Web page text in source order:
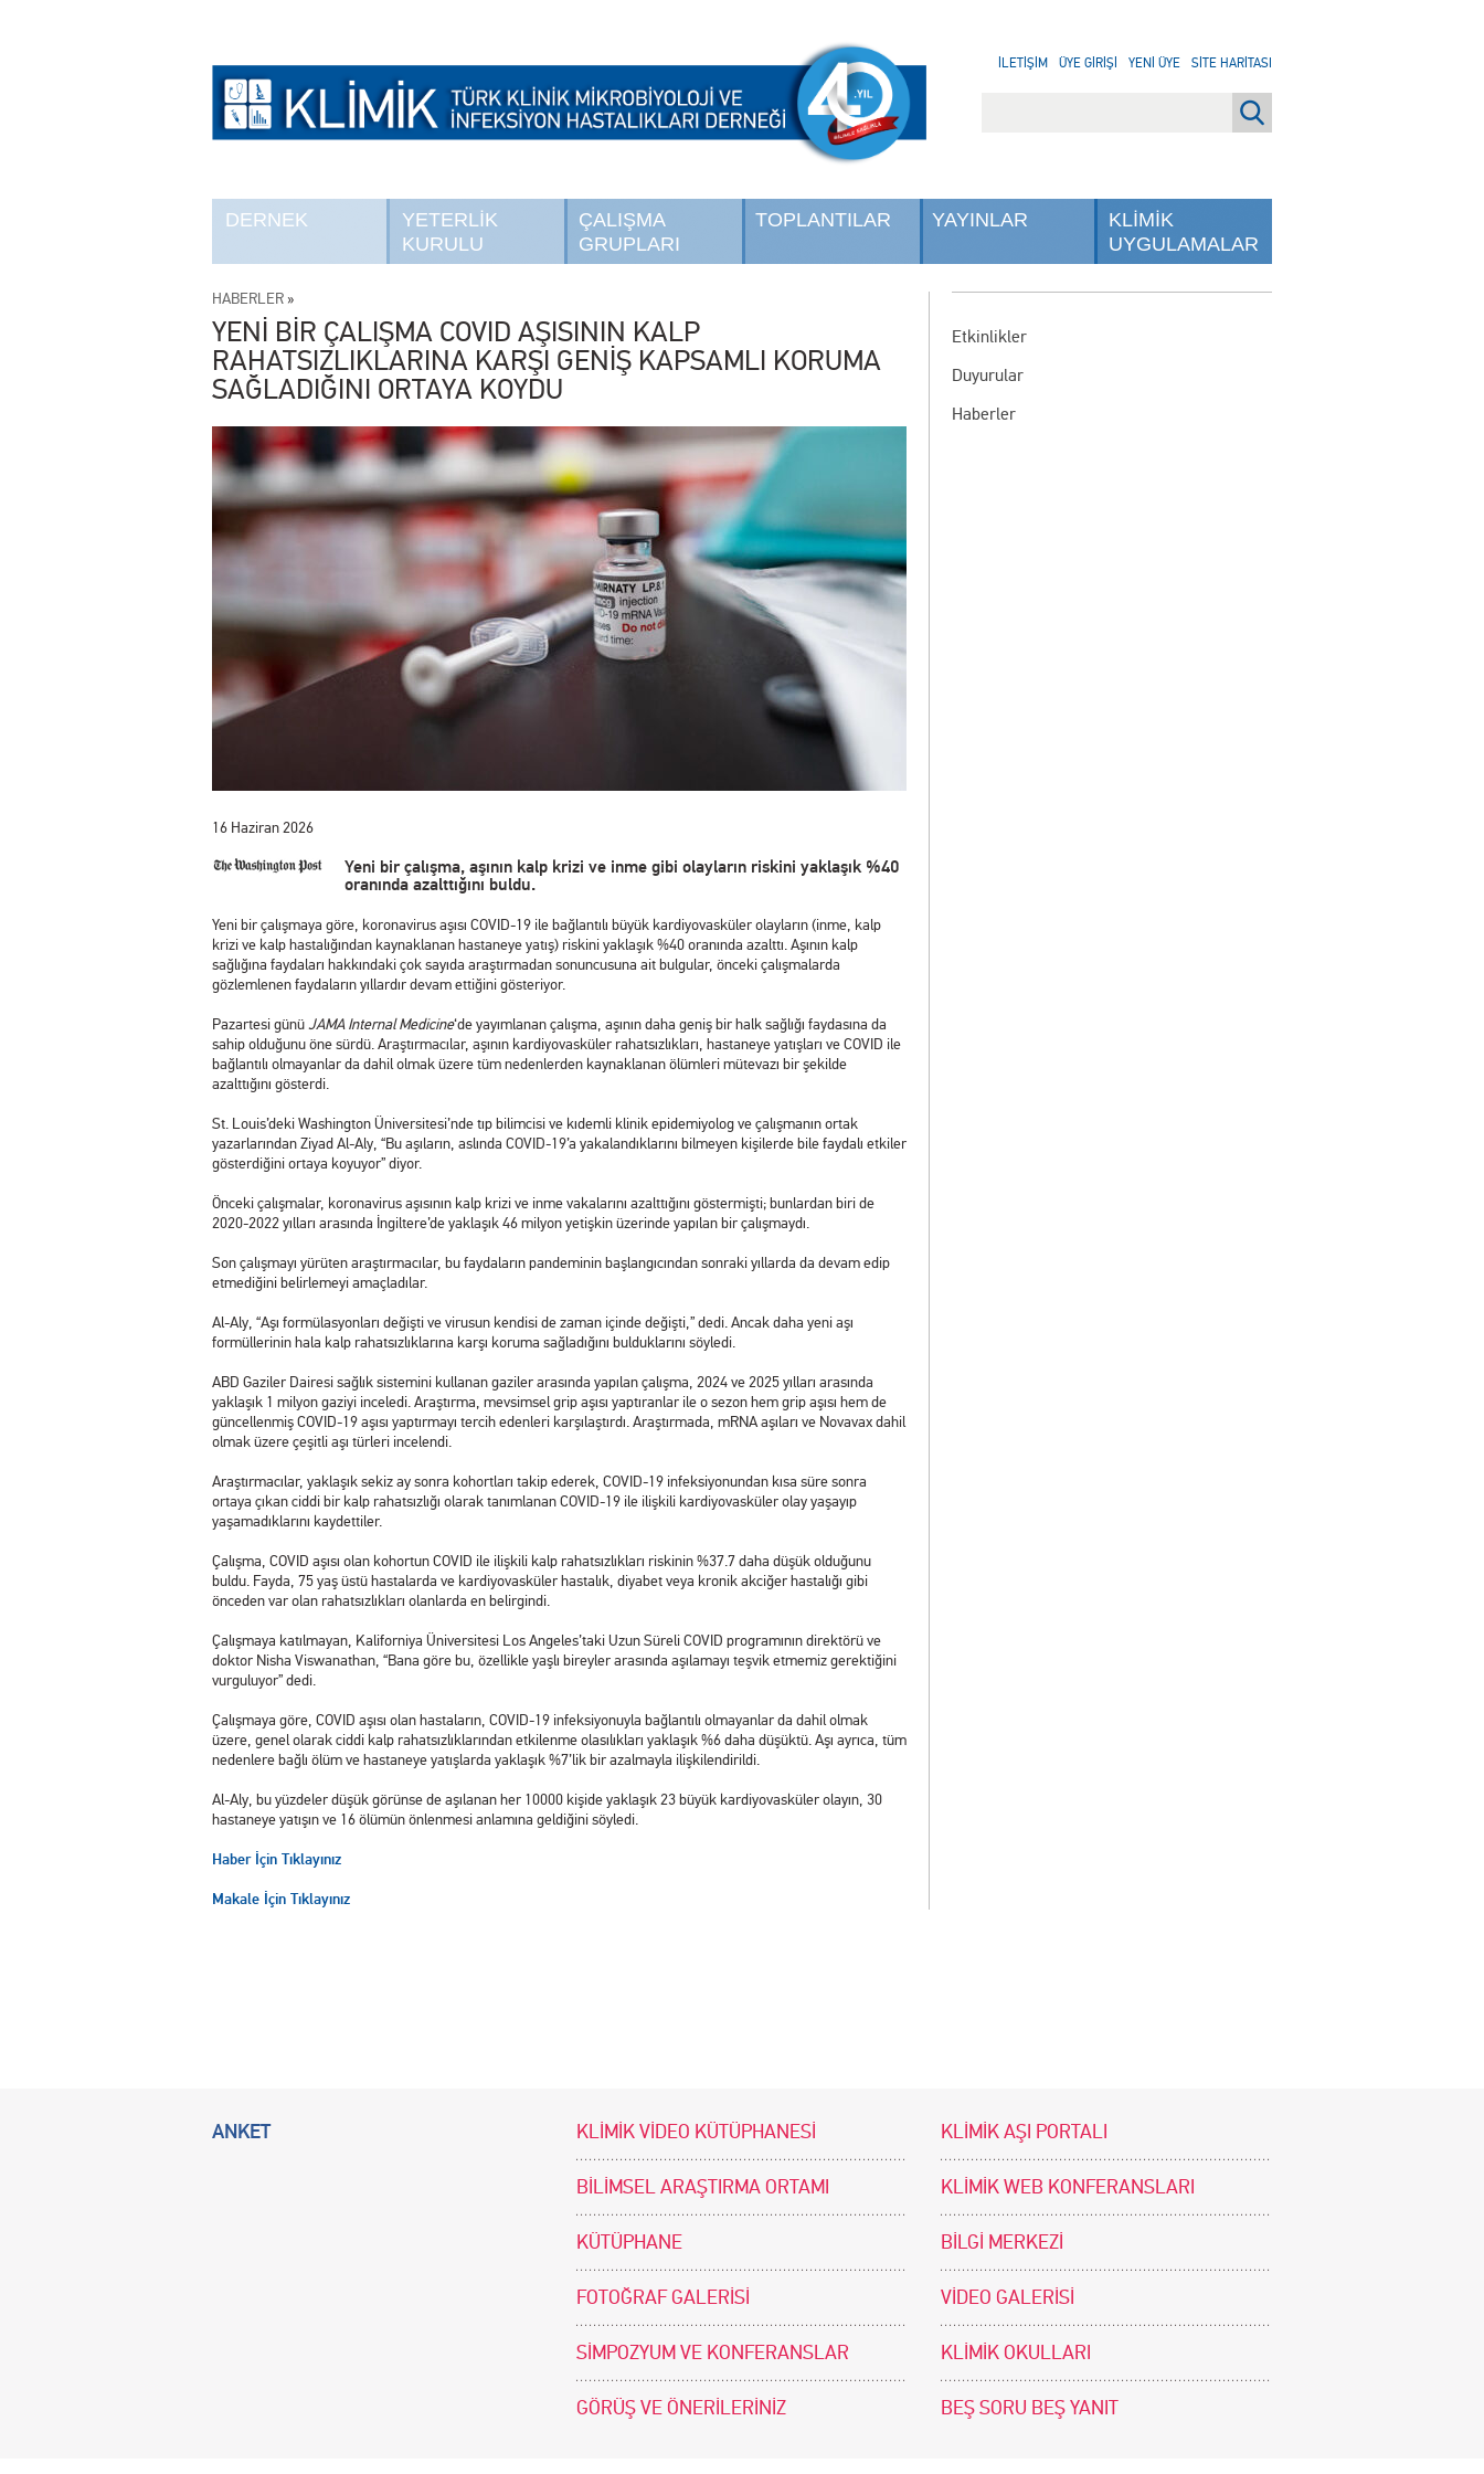
DERNEK
YETERLİK
KURULU
ÇALIŞMA
GRUPLARI
TOPLANTILAR YAYINLAR
KLİMİK
UYGULAMALAR
İLETİŞİM ÜYE GİRİŞİ YENİ ÜYE SİTE HARİTASI
Etkinlikler
Duyurular
Haberler
HABERLER »
YENİ BİR ÇALIŞMA COVID AŞISININ KALP
RAHATSIZLIKLARINA KARŞI GENİŞ KAPSAMLI KORUMA
SAĞLADIĞINI ORTAYA KOYDU
16 Haziran 2026
Yeni bir çalışma, aşının kalp krizi ve inme gibi olayların riskini yaklaşık %40
oranında azalttığını buldu.
Yeni bir çalışmaya göre, koronavirus aşısı COVID-19 ile bağlantılı büyük kardiyovasküler olayların (inme, kalp
krizi ve kalp hastalığından kaynaklanan hastaneye yatış) riskini yaklaşık %40 oranında azalttı. Aşının kalp
sağlığına faydaları hakkındaki çok sayıda araştırmadan sonuncusuna ait bulgular, önceki çalışmalarda
gözlemlenen faydaların yıllardır devam ettiğini gösteriyor.
Pazartesi günüJAMA Internal Medicine‘de yayımlanan çalışma, aşının daha geniş bir halk sağlığı faydasına da
sahip olduğunu öne sürdü. Araştırmacılar, aşının kardiyovasküler rahatsızlıkları, hastaneye yatışları ve COVID ile
bağlantılı olmayanlar da dahil olmak üzere tüm nedenlerden kaynaklanan ölümleri mütevazı bir şekilde
azalttığını gösterdi.
St. Louis’deki Washington Üniversitesi’nde tıp bilimcisi ve kıdemli klinik epidemiyolog ve çalışmanın ortak
yazarlarından Ziyad Al-Aly, “Bu aşıların, aslında COVID-19’a yakalandıklarını bilmeyen kişilerde bile faydalı etkiler
gösterdiğini ortaya koyuyor” diyor.
Önceki çalışmalar, koronavirus aşısının kalp krizi ve inme vakalarını azalttığını göstermişti; bunlardan biri de
2020-2022 yılları arasında İngiltere’de yaklaşık 46 milyon yetişkin üzerinde yapılan bir çalışmaydı.
Son çalışmayı yürüten araştırmacılar, bu faydaların pandeminin başlangıcından sonraki yıllarda da devam edip
etmediğini belirlemeyi amaçladılar.
Al-Aly, “Aşı formülasyonları değişti ve virusun kendisi de zaman içinde değişti,” dedi. Ancak daha yeni aşı
formüllerinin hala kalp rahatsızlıklarına karşı koruma sağladığını bulduklarını söyledi.
ABD Gaziler Dairesi sağlık sistemini kullanan gaziler arasında yapılan çalışma, 2024 ve 2025 yılları arasında
yaklaşık 1 milyon gaziyi inceledi. Araştırma, mevsimsel grip aşısı yaptıranlar ile o sezon hem grip aşısı hem de
güncellenmiş COVID-19 aşısı yaptırmayı tercih edenleri karşılaştırdı. Araştırmada, mRNA aşıları ve Novavax dahil
olmak üzere çeşitli aşı türleri incelendi.
Araştırmacılar, yaklaşık sekiz ay sonra kohortları takip ederek, COVID-19 infeksiyonundan kısa süre sonra
ortaya çıkan ciddi bir kalp rahatsızlığı olarak tanımlanan COVID-19 ile ilişkili kardiyovasküler olay yaşayıp
yaşamadıklarını kaydettiler.
Çalışma, COVID aşısı olan kohortun COVID ile ilişkili kalp rahatsızlıkları riskinin %37.7 daha düşük olduğunu
buldu. Fayda, 75 yaş üstü hastalarda ve kardiyovasküler hastalık, diyabet veya kronik akciğer hastalığı gibi
önceden var olan rahatsızlıkları olanlarda en belirgindi.
Çalışmaya katılmayan, Kaliforniya Üniversitesi Los Angeles’taki Uzun Süreli COVID programının direktörü ve
doktor Nisha Viswanathan, “Bana göre bu, özellikle yaşlı bireyler arasında aşılamayı teşvik etmemiz gerektiğini
vurguluyor” dedi.
Çalışmaya göre, COVID aşısı olan hastaların, COVID-19 infeksiyonuyla bağlantılı olmayanlar da dahil olmak
üzere, genel olarak ciddi kalp rahatsızlıklarından etkilenme olasılıkları yaklaşık %6 daha düşüktü. Aşı ayrıca, tüm
nedenlere bağlı ölüm ve hastaneye yatışlarda yaklaşık %7’lik bir azalmayla ilişkilendirildi.
Al-Aly, bu yüzdeler düşük görünse de aşılanan her 10000 kişide yaklaşık 23 büyük kardiyovasküler olayın, 30
hastaneye yatışın ve 16 ölümün önlenmesi anlamına geldiğini söyledi.
Haber İçin Tıklayınız
Makale İçin Tıklayınız
ANKET KLİMİK VİDEO KÜTÜPHANESİ KLİMİK AŞI PORTALI
BİLİMSEL ARAŞTIRMA ORTAMI KLİMİK WEB KONFERANSLARI
KÜTÜPHANE BİLGİ MERKEZİ
FOTOĞRAF GALERİSİ VİDEO GALERİSİ
SİMPOZYUM VE KONFERANSLAR KLİMİK OKULLARI
GÖRÜŞ VE ÖNERİLERİNİZ BEŞ SORU BEŞ YANIT